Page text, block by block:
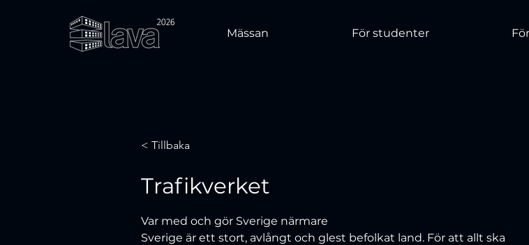
Mässan För studenter
< Tillbaka
Trafikverket
Var med och gör Sverige närmare
Sverige är ett stort, avlångt och glest befolkat land. För att allt ska